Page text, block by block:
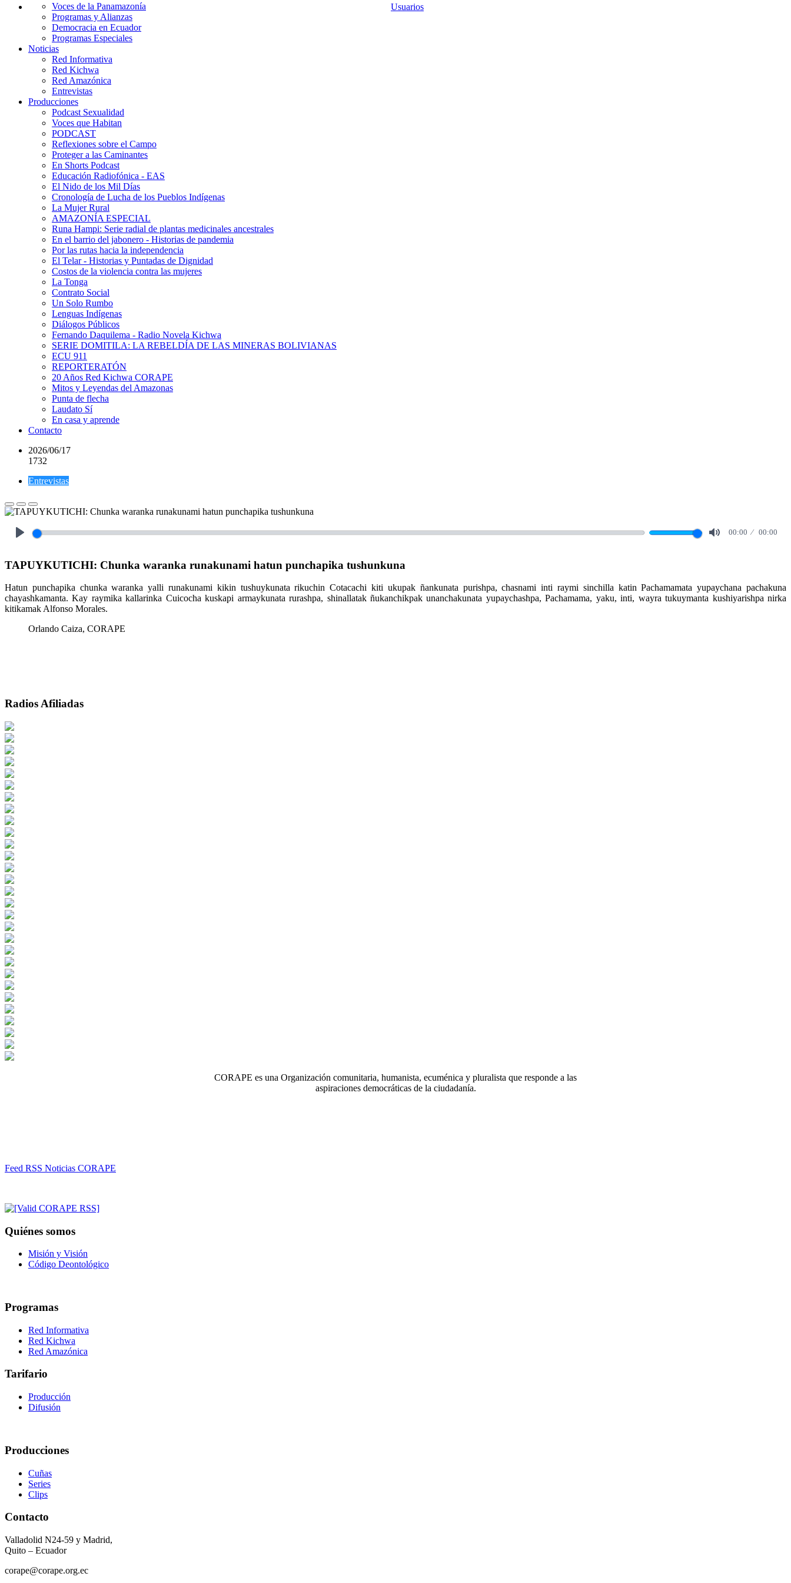
Usuarios
Voces de la Panamazonía
Programas y Alianzas
Democracia en Ecuador
Programas Especiales
Noticias
Red Informativa
Red Kichwa
Red Amazónica
Entrevistas
Producciones
Podcast Sexualidad
Voces que Habitan
PODCAST
Reflexiones sobre el Campo
Proteger a las Caminantes
En Shorts Podcast
Educación Radiofónica - EAS
El Nido de los Mil Días
Cronología de Lucha de los Pueblos Indígenas
La Mujer Rural
AMAZONÍA ESPECIAL
Runa Hampi: Serie radial de plantas medicinales ancestrales
En el barrio del jabonero - Historias de pandemia
Por las rutas hacia la independencia
El Telar - Historias y Puntadas de Dignidad
Costos de la violencia contra las mujeres
La Tonga
Contrato Social
Un Solo Rumbo
Lenguas Indígenas
Diálogos Públicos
Fernando Daquilema - Radio Novela Kichwa
SERIE DOMITILA: LA REBELDÍA DE LAS MINERAS BOLIVIANAS
ECU 911
REPORTERATÓN
20 Años Red Kichwa CORAPE
Mitos y Leyendas del Amazonas
Punta de flecha
Laudato Sí
En casa y aprende
Contacto
2026/06/17
1732
Entrevistas
00:00 00:00
TAPUYKUTICHI: Chunka waranka runakunami hatun punchapika tushunkuna
Hatun punchapika chunka waranka yalli runakunami kikin tushuykunata rikuchin Cotacachi kiti ukupak ñankunata purishpa, chasnami inti raymi sinchilla katin Pachamamata yupaychana pachakuna
chayashkamanta. Kay raymika kallarinka Cuicocha kuskapi armaykunata rurashpa, shinallatak ñukanchikpak unanchakunata yupaychashpa, Pachamama, yaku, inti, wayra tukuymanta kushiyarishpa nirka
kitikamak Alfonso Morales.
Orlando Caiza, CORAPE
Radios Afiliadas
CORAPE es una Organización comunitaria, humanista, ecuménica y pluralista que responde a las
aspiraciones democráticas de la ciudadanía.
Feed RSS Noticias CORAPE
Quiénes somos
Misión y Visión
Código Deontológico
Programas
Red Informativa
Red Kichwa
Red Amazónica
Tarifario
Producción
Difusión
Producciones
Cuñas
Series
Clips
Contacto
Valladolid N24-59 y Madrid,
Quito – Ecuador
corape@corape.org.ec